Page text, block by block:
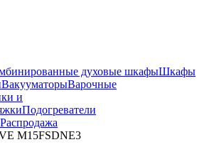
духовые шкафыШкафы
ВакууматорыВарочные
и
Подогреватели
Распродажа
M15FSDNE3